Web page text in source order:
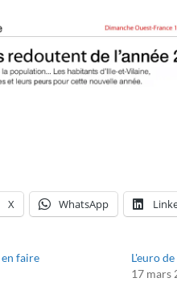
X WhatsApp
faire
L'euro
17 mars